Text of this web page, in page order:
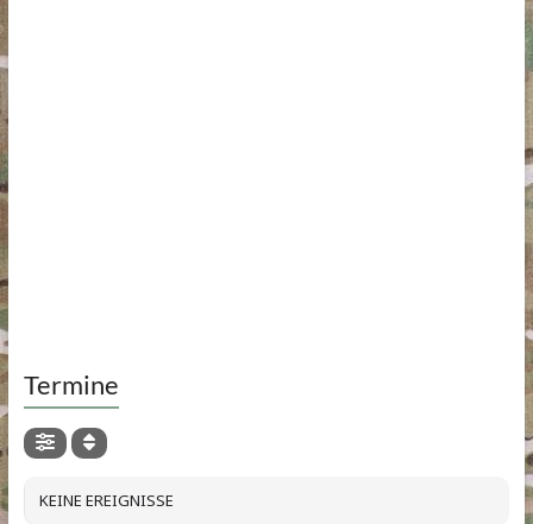
Termine
KEINE EREIGNISSE